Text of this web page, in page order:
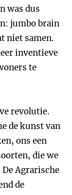
was dus
jumbo brain
niet samen.
inventieve
te
revolutie.
de kunst van
ons een
die we
Agrarische
de